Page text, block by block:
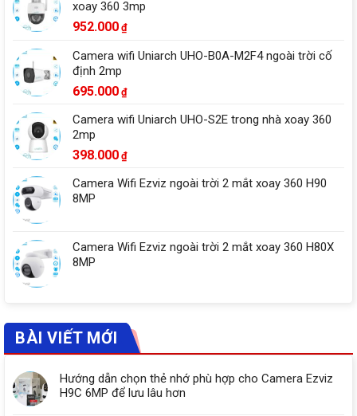
xoay 360 3mp
952.000 ₫
Camera wifi Uniarch UHO-B0A-M2F4 ngoài trời cố
định 2mp
695.000 ₫
Camera wifi Uniarch UHO-S2E trong nhà xoay 360
2mp
398.000 ₫
Camera Wifi Ezviz ngoài trời 2 mắt xoay 360 H90
8MP
Camera Wifi Ezviz ngoài trời 2 mắt xoay 360 H80X
8MP
BÀI VIẾT MỚI
Hướng dẫn chọn thẻ nhớ phù hợp cho Camera Ezviz
H9C 6MP để lưu lâu hơn